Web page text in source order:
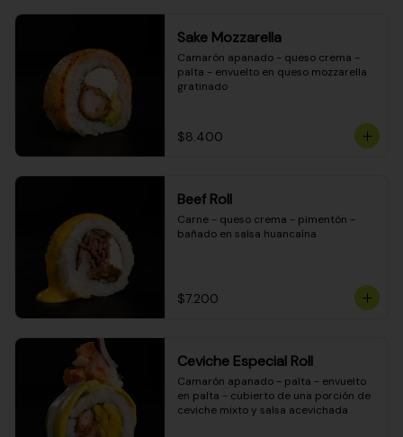
Sake Mozzarella
Camarón apanado - queso crema -
palta - envuelto en queso mozzarella
gratinado
$8.400
Beef Roll
Carne - queso crema - pimentón -
bañado en salsa huancaína
$7.200
Ceviche Especial Roll
Camarón apanado - palta - envuelto
en palta - cubierto de una porción de
ceviche mixto y salsa acevichada